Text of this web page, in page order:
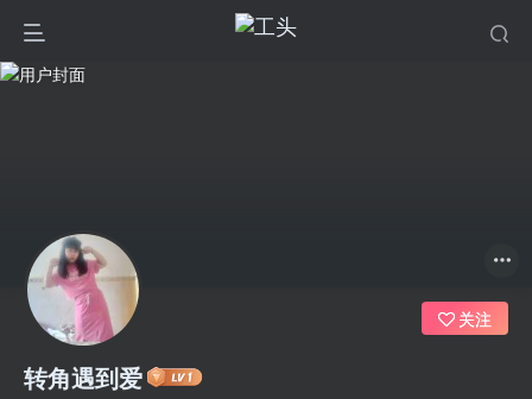
转角遇到爱
关注